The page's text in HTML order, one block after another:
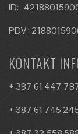
ID:
PDV :
KONTAKT
+ 387 61 447
+ 387 61 745